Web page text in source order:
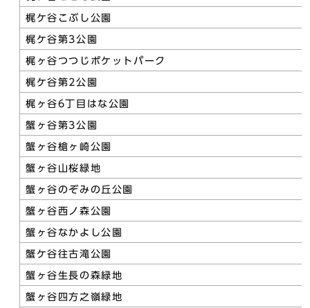
梶ケ谷こぶし公園
梶ケ谷第3公園
梶ヶ谷つつじポケットパーク
梶ケ谷第2公園
梶ヶ谷6丁目はな公園
蟹ヶ谷第3公園
蟹ヶ谷槍ヶ崎公園
蟹ヶ谷山桜緑地
蟹ヶ谷のぞみの丘公園
蟹ヶ谷西ノ森公園
蟹ヶ谷なかよし公園
蟹ケ谷往古滝公園
蟹ヶ谷生長の森緑地
蟹ヶ谷四方之嶺緑地